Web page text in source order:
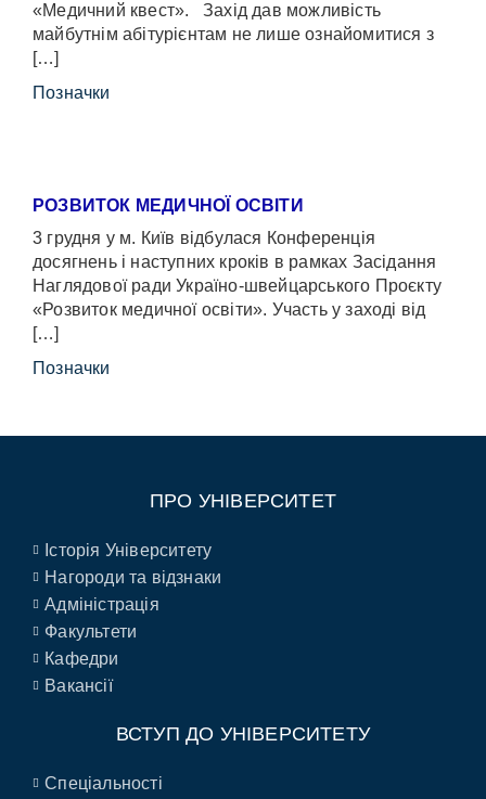
«Медичний квест». Захід дав можливість
майбутнім абітурієнтам не лише ознайомитися з
[…]
Позначки
РОЗВИТОК МЕДИЧНОЇ ОСВІТИ
3 грудня у м. Київ відбулася Конференція
досягнень і наступних кроків в рамках Засідання
Наглядової ради Україно-швейцарського Проєкту
«Розвиток медичної освіти». Участь у заході від
[…]
Позначки
ПРО УНІВЕРСИТЕТ
Історія Університету
Нагороди та відзнаки
Адміністрація
Факультети
Кафедри
Вакансії
ВСТУП ДО УНІВЕРСИТЕТУ
Спеціальності